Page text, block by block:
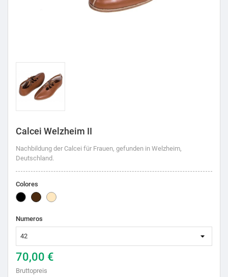
Calcei Welzheim II
Nachbildung der Calcei für Frauen, gefunden in Welzheim,
Deutschland.
Colores
SchwarzBraunNatural
Numeros
70,00 €
Bruttopreis